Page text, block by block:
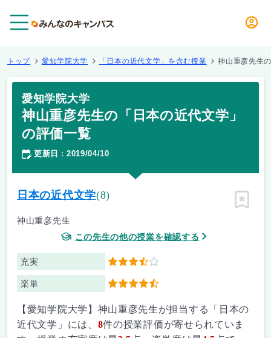
トップ 愛知学院大学 「日本の近代文学」を含む授業 神山重彦先生
愛知学院大学
神山重彦先生の「日本の近代文学」
の評価一覧
更新日 ： 2019/04/10
日本の近代文学(8)
神山重彦先生
この先生の他の授業を確認する
充実 3.5
楽単 4.5
ピン留
【愛知学院大学】神山重彦先生が担当する「日本の
近代文学」には、 8件の授業評価が寄せられていま